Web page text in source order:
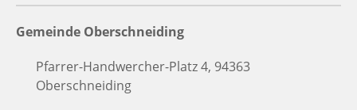
Gemeinde Oberschneiding
Pfarrer-Handwercher-Platz 4, 94363
Oberschneiding